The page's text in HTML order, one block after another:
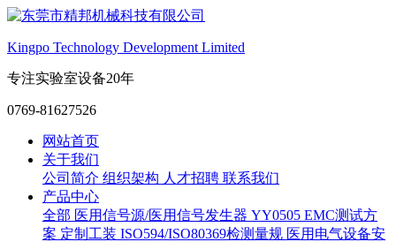
Kingpo Technology Development Limited
专注实验室设备20年
0769-81627526
网站首页
关于我们
公司简介 组织架构 人才招聘 联系我们
产品中心
全部 医用信号源/医用信号发生器 YY0505 EMC测试方
案 定制工装 ISO594/ISO80369检测量规 医用电气设备安